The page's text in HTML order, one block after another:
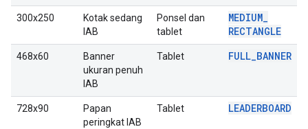
300x250
Kotak sedang
IAB
Ponsel dan
tablet
MEDIUM_
RECTANGLE
468x60
Banner
ukuran penuh
IAB
Tablet FULL_BANNER
728x90
Papan
peringkat IAB
Tablet LEADERBOARD